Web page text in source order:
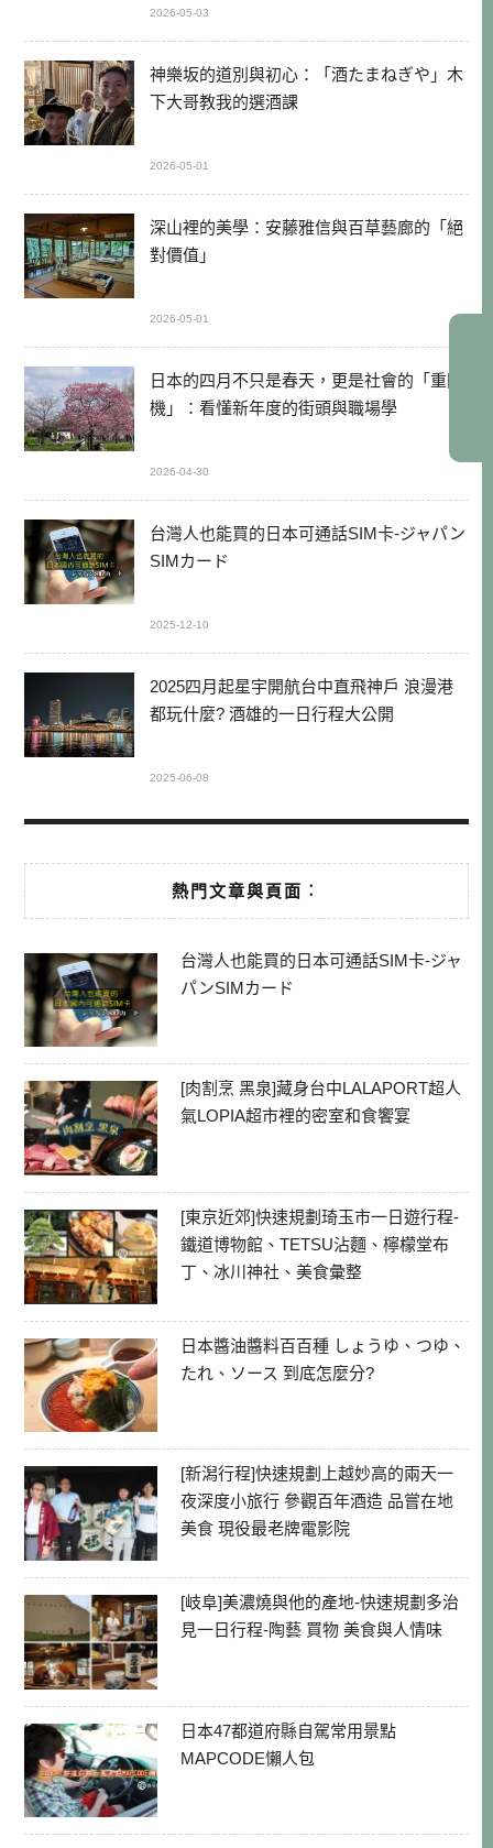
2026-05-03
神樂坂的道別與初心：「酒たまねぎや」木
下大哥教我的選酒課
2026-05-01
深山裡的美學：安藤雅信與百草藝廊的「絕
對價值」
2026-05-01
日本的四月不只是春天，更是社會的「重開
機」：看懂新年度的街頭與職場學
2026-04-30
台灣人也能買的日本可通話SIM卡-ジャパン
SIMカード
2025-12-10
2025四月起星宇開航台中直飛神戶 浪漫港
都玩什麼? 酒雄的一日行程大公開
2025-06-08
熱門文章與頁面︰
台灣人也能買的日本可通話SIM卡-ジャ
パンSIMカード
[肉割烹 黑泉]藏身台中LALAPORT超人
氣LOPIA超市裡的密室和食饗宴
[東京近郊]快速規劃琦玉市一日遊行程-
鐵道博物館、TETSU沾麵、檸檬堂布
丁、冰川神社、美食彙整
日本醬油醬料百百種 しょうゆ、つゆ、
たれ、ソース 到底怎麼分?
[新潟行程]快速規劃上越妙高的兩天一
夜深度小旅行 參觀百年酒造 品嘗在地
美食 現役最老牌電影院
[岐阜]美濃燒與他的產地-快速規劃多治
見一日行程-陶藝 買物 美食與人情味
日本47都道府縣自駕常用景點
MAPCODE懶人包